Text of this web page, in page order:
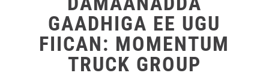
GAADHIGA EE UGU
FIICAN: MOMENTUM
TRUCK GROUP